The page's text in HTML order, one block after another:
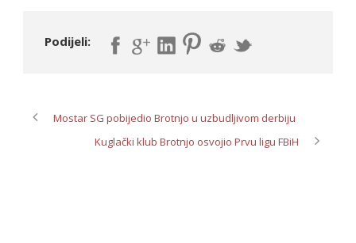
Podijeli:
Mostar SG pobijedio Brotnjo u uzbudljivom derbiju
Kuglački klub Brotnjo osvojio Prvu ligu FBiH